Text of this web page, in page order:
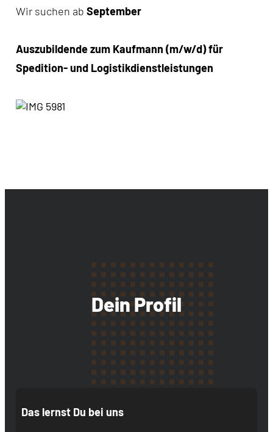
Wir suchen ab September
Auszubildende zum Kaufmann (m/w/d) für
Spedition- und Logistikdienstleistungen
Dein Profil
Das lernst Du bei uns